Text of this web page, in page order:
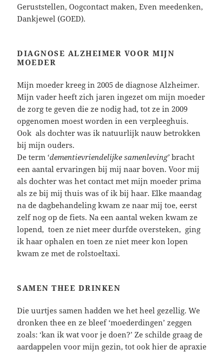
Geruststellen, Oogcontact maken, Even meedenken,
Dankjewel (GOED).
DIAGNOSE ALZHEIMER VOOR MIJN
MOEDER
Mijn moeder kreeg in 2005 de diagnose Alzheimer.
Mijn vader heeft zich jaren ingezet om mijn moeder
de zorg te geven die ze nodig had, tot ze in 2009
opgenomen moest worden in een verpleeghuis.
Ook als dochter was ik natuurlijk nauw betrokken
bij mijn ouders.
De term ‘dementievriendelijke samenleving’ bracht
een aantal ervaringen bij mij naar boven. Voor mij
als dochter was het contact met mijn moeder prima
als ze bij mij thuis was of ik bij haar. Elke maandag
na de dagbehandeling kwam ze naar mij toe, eerst
zelf nog op de fiets. Na een aantal weken kwam ze
lopend, toen ze niet meer durfde oversteken, ging
ik haar ophalen en toen ze niet meer kon lopen
kwam ze met de rolstoeltaxi.
SAMEN THEE DRINKEN
Die uurtjes samen hadden we het heel gezellig. We
dronken thee en ze bleef ‘moederdingen’ zeggen
zoals: ‘kan ik wat voor je doen?’ Ze schilde graag de
aardappelen voor mijn gezin, tot ook hier de apraxie